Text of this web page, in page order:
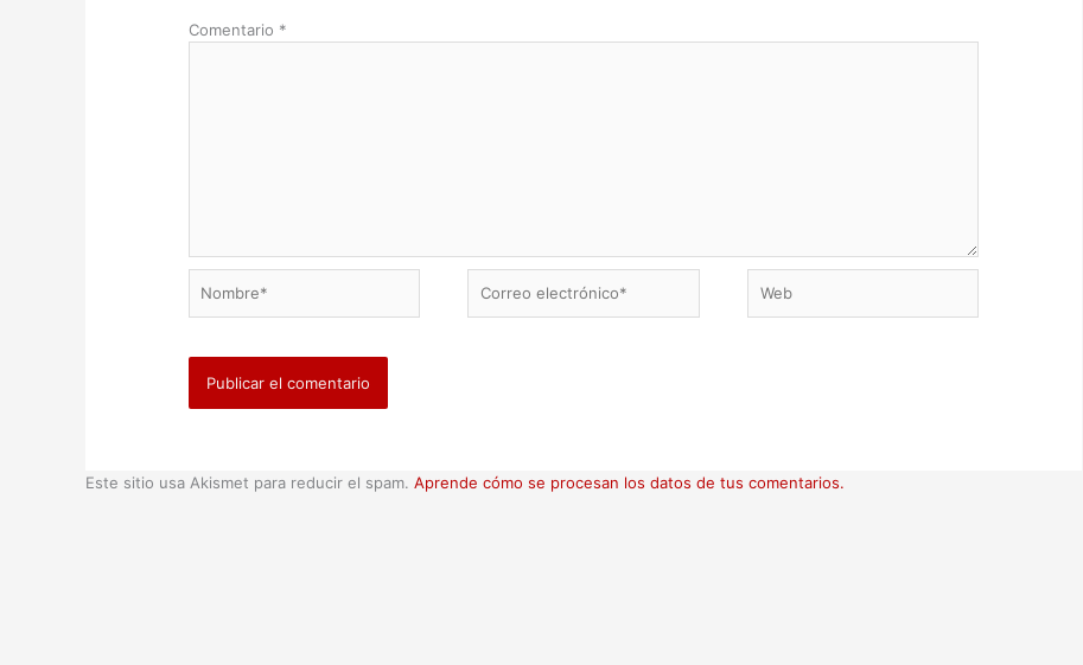
Comentario *
electrónico*
Este sitio usa Akismet para reducir el spam. Aprende cómo se procesan los datos de tus comentarios.